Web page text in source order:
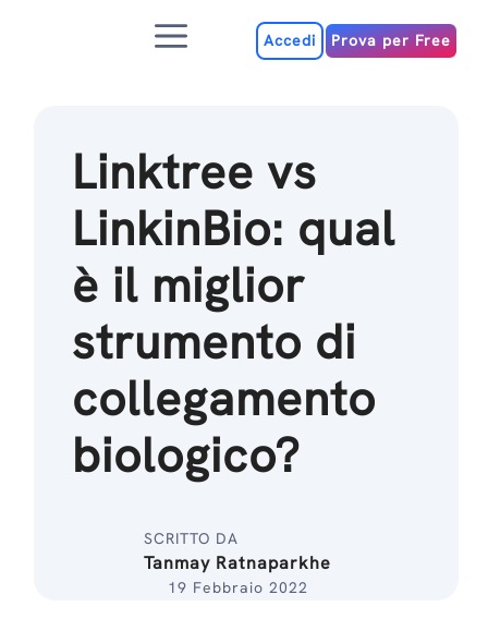
MenuAccedi Prova per Free
Linktree vs
LinkinBio: qual
è il miglior
strumento di
collegamento
biologico?
SCRITTO DA
Tanmay Ratnaparkhe
19 Febbraio 2022